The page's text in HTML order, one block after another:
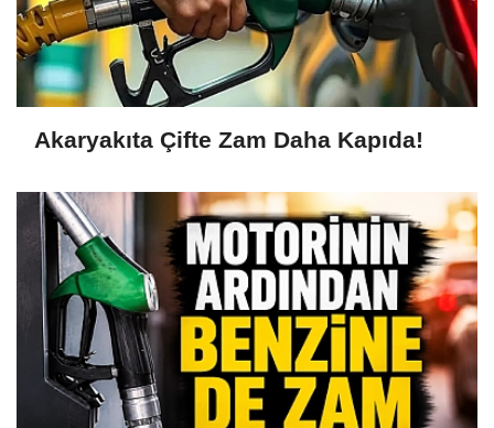
Akaryakıta Çifte Zam Daha Kapıda!